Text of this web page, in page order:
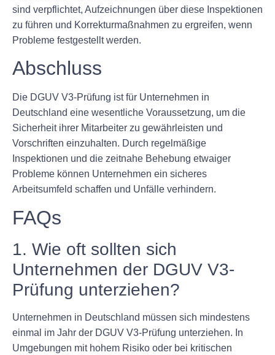
sind verpflichtet, Aufzeichnungen über diese Inspektionen
zu führen und Korrekturmaßnahmen zu ergreifen, wenn
Probleme festgestellt werden.
Abschluss
Die DGUV V3-Prüfung ist für Unternehmen in
Deutschland eine wesentliche Voraussetzung, um die
Sicherheit ihrer Mitarbeiter zu gewährleisten und
Vorschriften einzuhalten. Durch regelmäßige
Inspektionen und die zeitnahe Behebung etwaiger
Probleme können Unternehmen ein sicheres
Arbeitsumfeld schaffen und Unfälle verhindern.
FAQs
1. Wie oft sollten sich
Unternehmen der DGUV V3-
Prüfung unterziehen?
Unternehmen in Deutschland müssen sich mindestens
einmal im Jahr der DGUV V3-Prüfung unterziehen. In
Umgebungen mit hohem Risiko oder bei kritischen